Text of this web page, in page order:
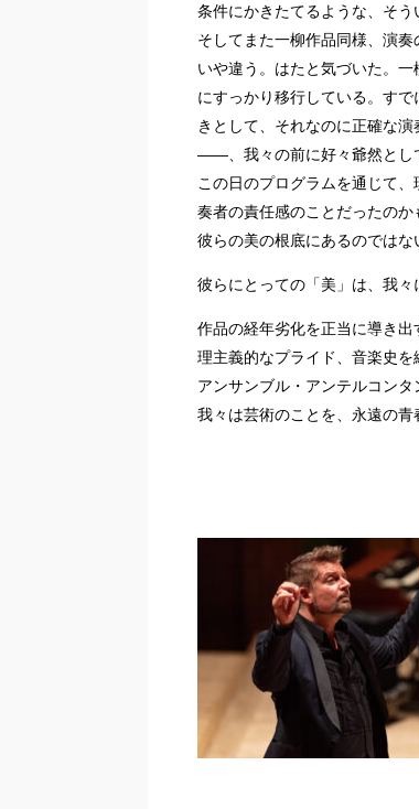
条件にかきたてるような、そう
そしてまた一柳作品同様、演
いや違う。はたと気づいた。
にすっかり移行している。す
きとして、それなのに正確な
――、我々の前に好々爺然とし
この日のプログラムを通じて
奏者の責任感のことだったのか
彼らの美の根底にあるのではな
彼らにとっての「美」は、我々
作品の経年劣化を正当に導き
理主義的なプライド、音楽史を
アンサンブル・アンテルコン
我々は芸術のことを、永遠の青